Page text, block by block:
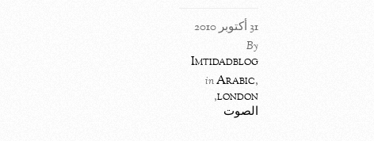
31 أكتوبر 2010
By
Imtidadblog
inArabic,
london
,
الصوت